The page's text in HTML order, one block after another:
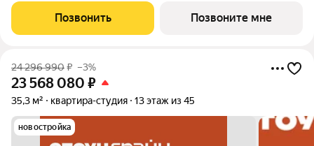
районе ЮЗАО и шаговой доступности от станции метро
«Калужская». Два корпуса
Позвонить Позвоните мне
24 296 990₽ –3%
23 568 080 ₽
35,3 м² квартира-студия 13 этаж из 45
новостройка